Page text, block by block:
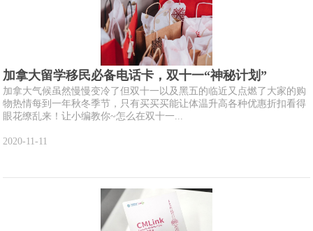
加拿大留学移民必备电话卡，双十一“神秘计划”
加拿大气候虽然慢慢变冷了但双十一以及黑五的临近又点燃了大家的购
物热情每到一年秋冬季节，只有买买买能让体温升高各种优惠折扣看得
眼花缭乱来！让小编教你~怎么在双十一...
2020-11-11